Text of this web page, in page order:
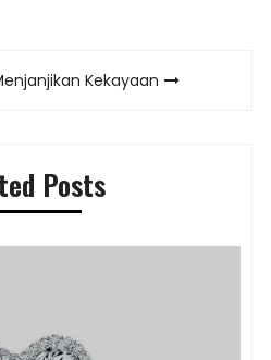
Kekayaan
Posts